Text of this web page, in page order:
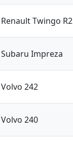
Renault Twingo R2
Subaru Impreza
Volvo 242
Volvo 240